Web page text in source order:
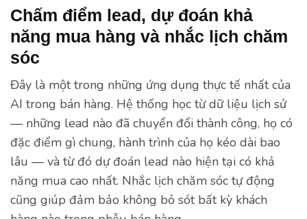
Chấm điểm lead, dự đoán khả
năng mua hàng và nhắc lịch chăm
sóc
Đây là một trong những ứng dụng thực tế nhất của
AI trong bán hàng. Hệ thống học từ dữ liệu lịch sử
— những lead nào đã chuyển đổi thành công, họ có
đặc điểm gì chung, hành trình của họ kéo dài bao
lâu — và từ đó dự đoán lead nào hiện tại có khả
năng mua cao nhất. Nhắc lịch chăm sóc tự động
cũng giúp đảm bảo không bỏ sót bất kỳ khách